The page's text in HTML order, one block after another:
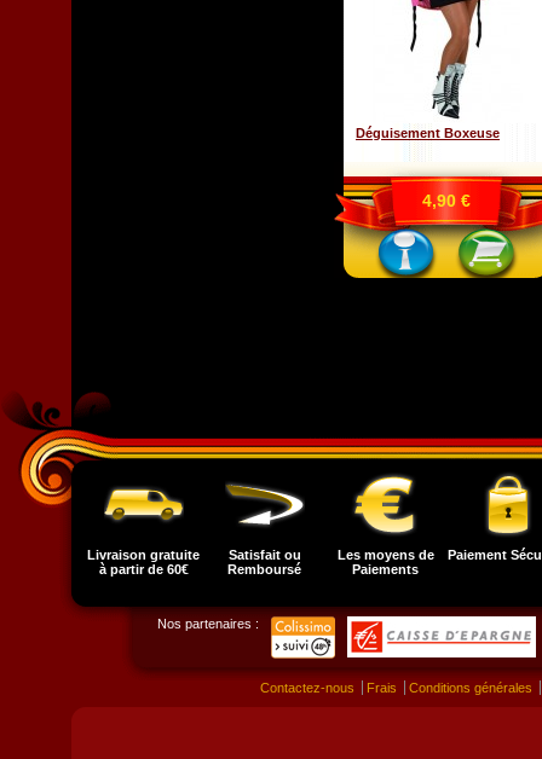
Déguisement Boxeuse
4,90 €
Livraison gratuite
à partir de 60€
Satisfait ou
Remboursé
Les moyens de
Paiements
Paiement
Nos partenaires :
Contactez-nous Frais Conditions générales